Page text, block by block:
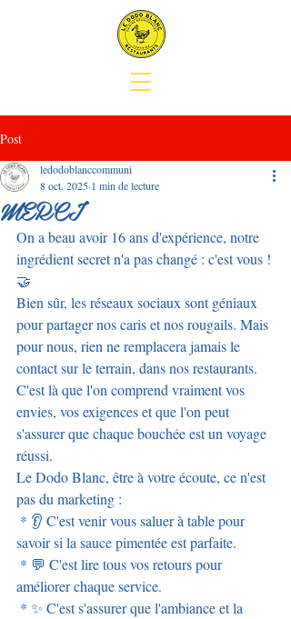
Post
MERCI
ledodoblanccommuni
8 oct. 2025 1 min de lecture
On a beau avoir 16 ans d'expérience, notre
ingrédient secret n'a pas changé : c'est vous !
🤝
Bien sûr, les réseaux sociaux sont géniaux
pour partager nos caris et nos rougails. Mais
pour nous, rien ne remplacera jamais le
contact sur le terrain, dans nos restaurants.
C'est là que l'on comprend vraiment vos
envies, vos exigences et que l'on peut
s'assurer que chaque bouchée est un voyage
réussi.
Le Dodo Blanc, être à votre écoute, ce n'est
pas du marketing :
savoir si la sauce pimentée est parfaite.
améliorer chaque service.